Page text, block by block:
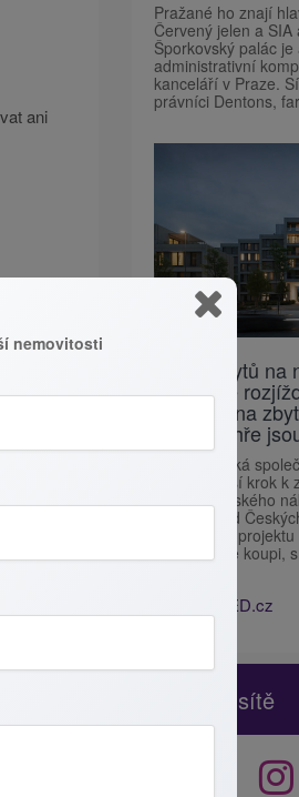
ani
tedy
věci. To
Pražané ho znají
Červený jelen a
Šporkovský palác
administrativní
kanceláří v Praze.
právníci Dentons,
Stavba bytů
Žižkov se
povolení na
části, ve hře
Developerská
udělala další krok
části žižkovského
Pozemky od
první etapu
už nabízí ke koupi,
IHNED.cz
Sociální sítě
nemovitosti